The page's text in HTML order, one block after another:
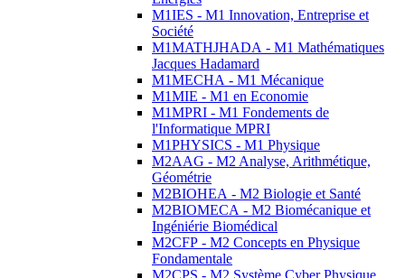
M1IES - M1 Innovation, Entreprise et
Société
M1MATHJHADA - M1 Mathématiques
Jacques Hadamard
M1MECHA - M1 Mécanique
M1MIE - M1 en Economie
M1MPRI - M1 Fondements de
l'Informatique MPRI
M1PHYSICS - M1 Physique
M2AAG - M2 Analyse, Arithmétique,
Géométrie
M2BIOHEA - M2 Biologie et Santé
M2BIOMECA - M2 Biomécanique et
Ingéniérie Biomédical
M2CFP - M2 Concepts en Physique
Fondamentale
M2CPS - M2 Système Cyber Physique